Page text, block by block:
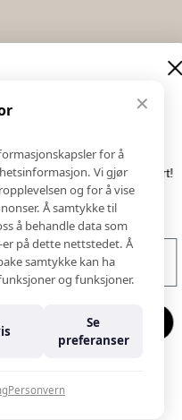
Informasjon
& Leveringsbetingelser
reklamasjon eller retur
Kontakt Oss
Bildebank
Følg Oss
Prislister
Etiske Retningslinjer
Åpenhetsloven
Ansatte
om kritikkverdige forhold
K18 Kurkalkulator
✕
for å
Vi gjør
og for å vise
Å samtykke til
å behandle data som
på dette nettstedet. Å
samtykke kan ha
og funksjoner.
Se
preferanser
Personvern
og
og hold deg oppdatert!
kampanjer og